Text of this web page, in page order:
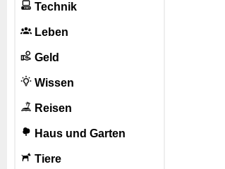
Technik
Leben
Geld
Wissen
Reisen
Haus und Garten
Tiere